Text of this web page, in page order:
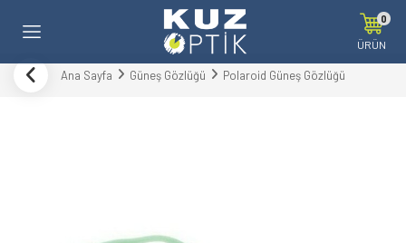
0
ÜRÜN
Ana Sayfa Güneş Gözlüğü Polaroid Güneş Gözlüğü